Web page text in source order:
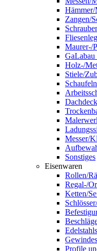
Hämmer/
Zangen/
Maurer-/
GaLabau
Holz-/
Stiele/
Messer/
Sonstiges
Eisenwaren
Rollen/
Regal-/
Ketten/
Profile